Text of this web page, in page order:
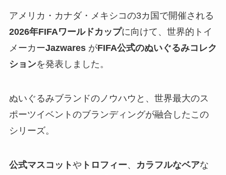
アメリカ・カナダ・メキシコの3カ国で開催される
2026年FIFAワールドカップに向けて、世界的トイ
メーカーJazwaresがFIFA公式のぬいぐるみコレク
ションを発表しました。
ぬいぐるみブランドのノウハウと、世界最大のス
ポーツイベントのブランディングが融合したこの
シリーズ。
公式マスコットや トロフィー、 カラフルなベアな